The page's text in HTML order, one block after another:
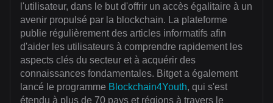
l'utilisateur, dans le but d'offrir un accès égalitaire à un
avenir propulsé par la blockchain. La plateforme
publie régulièrement des articles informatifs afin
d'aider les utilisateurs à comprendre rapidement les
aspects clés du secteur et à acquérir des
connaissances fondamentales. Bitget a également
lancé le programme Blockchain4Youth, qui s'est
étendu à plus de 70 pays et régions à travers le